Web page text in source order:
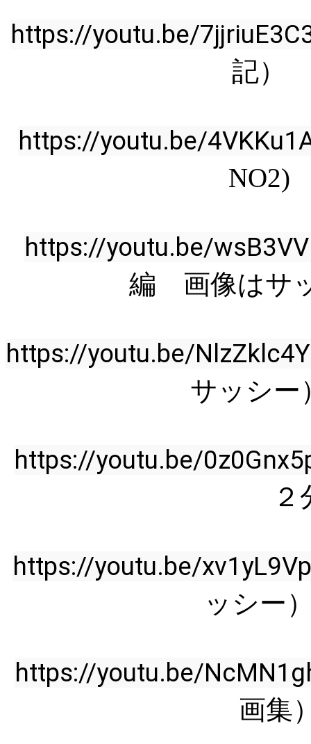
https://youtu.be/
記）
https://youtu.be/
NO2)
https://youtu.be/
編 画像はサ
https://youtu.be/
サッシ
https://youtu.be/
https://youtu.be/
ッシー
https://youtu.be/
画集